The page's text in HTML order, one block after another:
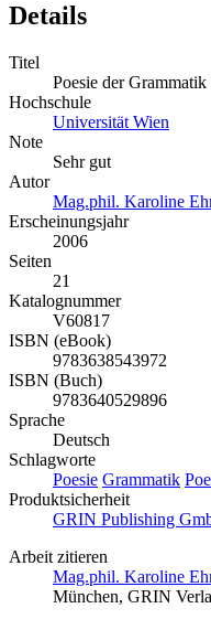
Details
Titel
Poesie der
Hochschule
Universität Wien
Note
Sehr gut
Autor
Mag.phil. Karoline
Erscheinungsjahr
2006
Seiten
21
Katalognummer
V60817
ISBN (eBook)
9783638543972
ISBN (Buch)
9783640529896
Sprache
Deutsch
Schlagworte
Poesie Grammatik
Produktsicherheit
GRIN Publishing
Arbeit zitieren
Mag.phil. Karoline
München, GRIN